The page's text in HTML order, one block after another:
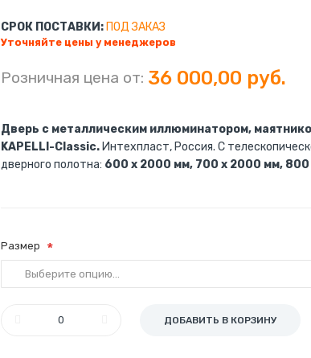
Маятниковая дверная коробка
СРОК ПОСТАВКИ: ПОД ЗАКАЗ
Уточняйте цены у менеджеров
Розничная цена от: 36 000,00 руб.
Дверь с металлическим иллюминатором,
KAPELLI-Classic. Интехпласт, Россия. С
дверного полотна: 600 x 2000 мм, 700 x 2000 мм,
Размер
ДОБАВИТЬ В КОРЗИНУ